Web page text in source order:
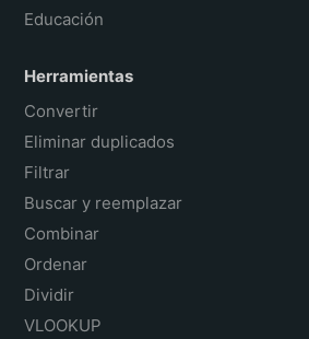
Educación
Herramientas
Convertir
Eliminar duplicados
Filtrar
Buscar y reemplazar
Combinar
Ordenar
Dividir
VLOOKUP